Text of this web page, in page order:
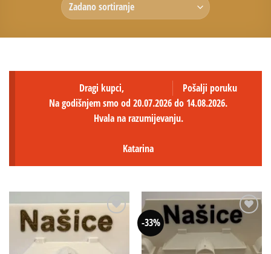
Pošalji poruku
Dragi kupci,
Na godišnjem smo od 20.07.2026 do 14.08.2026.
Hvala na razumijevanju.
Katarina
-33%